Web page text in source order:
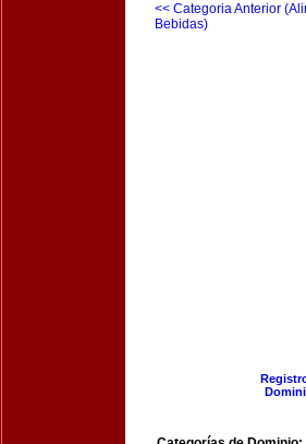
<< Categoria Anterior
Bebidas)